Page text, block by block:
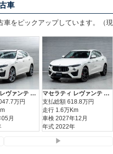
車
車をピックアップしています。（現
マセラティ レヴァンテ モデナＳ
万円
月
マセラティ レヴァンテ ＧＴハイブリッド
支払総額 618.8万円
走行 1.6万Km
車検 2027年12月
年式 2022年
▶